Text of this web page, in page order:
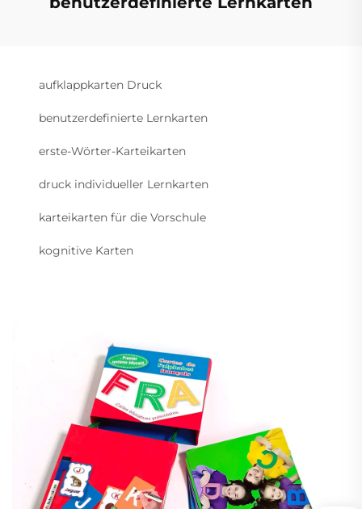
aufklappkarten Druck
benutzerdefinierte Lernkarten
erste-Wörter-Karteikarten
druck individueller Lernkarten
karteikarten für die Vorschule
kognitive Karten